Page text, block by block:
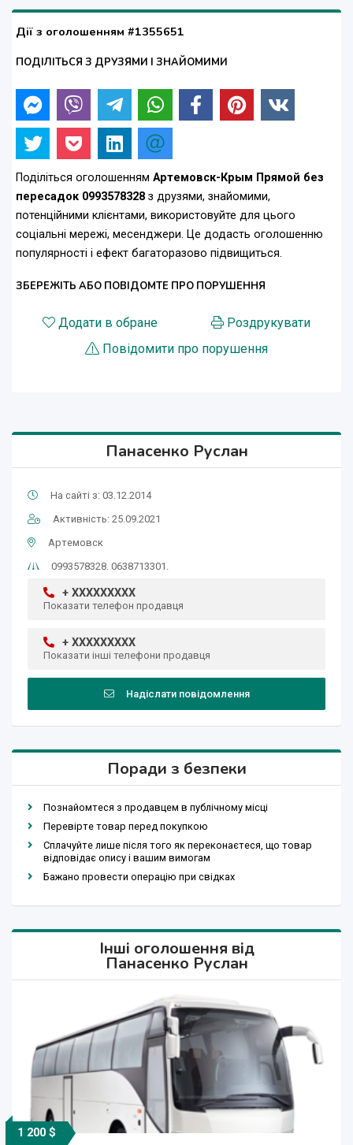
Дії з оголошенням #1355651
ПОДІЛІТЬСЯ З ДРУЗЯМИ І ЗНАЙОМИМИ
Поділіться оголошенням Артемовск-Крым Прямой без
пересадок 0993578328 з друзями, знайомими,
потенційними клієнтами, використовуйте для цього
соціальні мережі, месенджери. Це додасть оголошенню
популярності і ефект багаторазово підвищиться.
ЗБЕРЕЖІТЬ АБО ПОВІДОМТЕ ПРО ПОРУШЕННЯ
Додати в обране
Роздрукувати
Повідомити про порушення
Панасенко Руслан
На сайті з: 03.12.2014
Активність: 25.09.2021
Артемовск
0993578328. 0638713301.
+ XXXXXXXXX
Показати телефон продавця
+ XXXXXXXXX
Показати інші телефони продавця
Надіслати повідомлення
Поради з безпеки
Познайомтеся з продавцем в публічному місці
Перевірте товар перед покупкою
Сплачуйте лише після того як переконаєтеся, що товар
відповідає опису і вашим вимогам
Бажано провести операцію при свідках
Інші оголошення від
Панасенко Руслан
850 грн.
1 200 грн.
1 200 $ 850 грн.
450 грн.
500 грн.
850 грн.